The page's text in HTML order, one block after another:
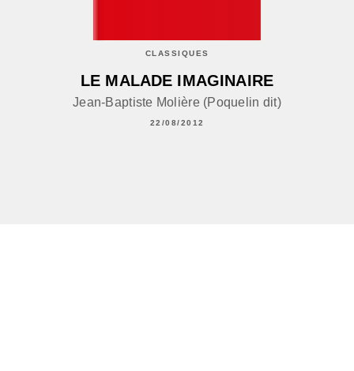
CLASSIQUES
LE MALADE IMAGINAIRE
Jean-Baptiste Molière (Poquelin dit)
22/08/2012